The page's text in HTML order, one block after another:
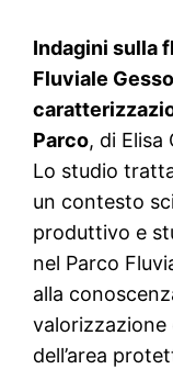
Indagini sulla
Fluviale
Parco, di Elisa
Lo studio
un contesto
produttivo e
nel Parco
alla
dell’area